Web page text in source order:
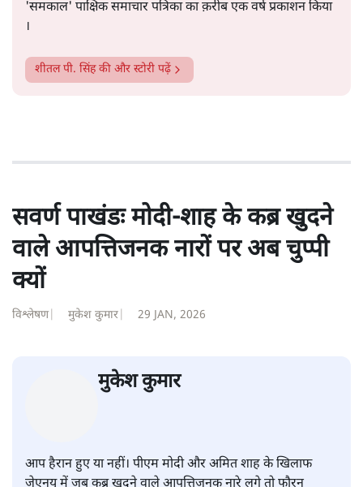
की। इसके बाद पारिवारिक व्यवसाय में क़रीब दो दशक गुज़ारने के
'समकाल' पाक्षिक समाचार पत्रिका का क़रीब एक वर्ष प्रकाशन किया
।
शीतल पी. सिंहकी और स्टोरी पढ़ें
क्यों